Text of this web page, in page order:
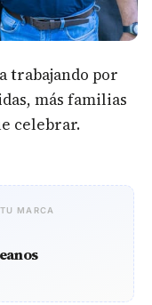
trabajando por
más familias
celebrar.
MARCA